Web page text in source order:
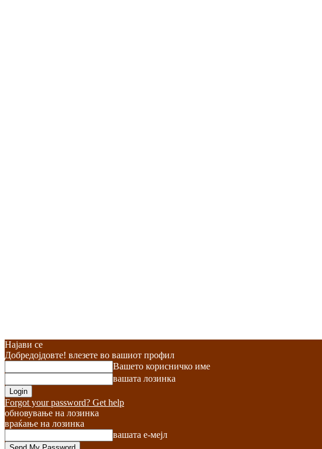
Најави се
Добредојдовте! влезете во вашиот профил
Вашето корисничко име
вашата лозинка
Forgot your password? Get help
обновување на лозинка
враќање на лозинка
вашата е-мејл